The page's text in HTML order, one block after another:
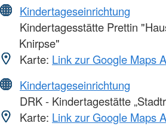
Kindertageseinrichtung
Kindertagesstätte Prettin
Knirpse"
Karte: Link zur Google Maps
Kindertageseinrichtung
DRK - Kindertagestätte
Karte: Link zur Google Maps